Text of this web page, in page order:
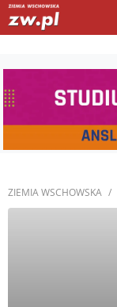
ZIEMIA WSCHOWSKA